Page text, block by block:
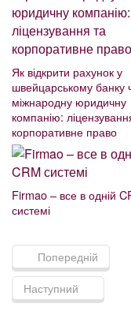
Як відкрити рахунок у
швейцарському банку
міжнародну юридичну
компанію:
корпоративне право
Firmao – все в одній
системі
Попередній
Наступний